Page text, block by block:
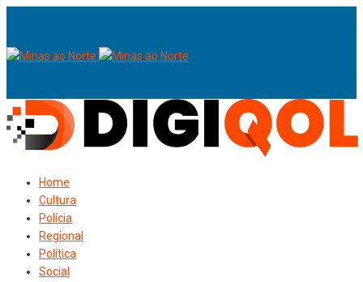
Home
Cultura
Polícia
Regional
Política
Social